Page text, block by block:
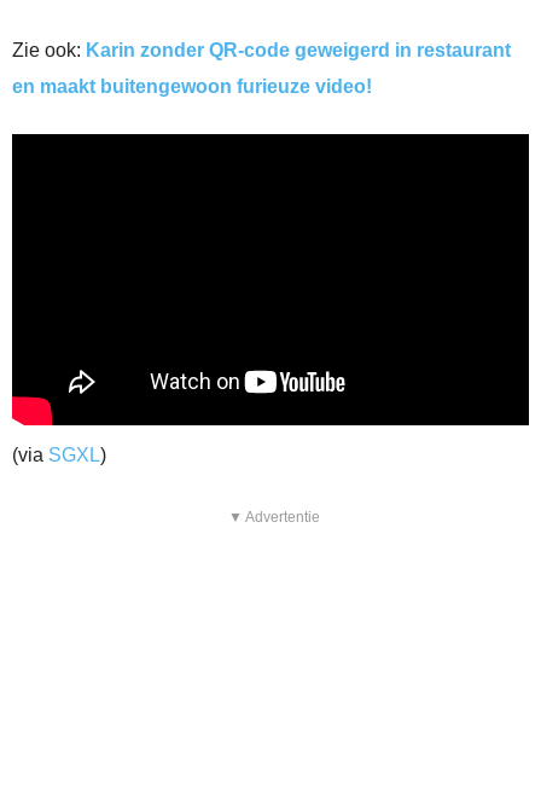
Zie ook: Karin zonder QR-code geweigerd in restaurant
en maakt buitengewoon furieuze video!
(via SGXL)
▼ Advertentie